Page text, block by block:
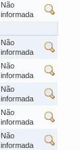
Não
informada
Não
informada
Não
informada
Não
informada
Não
informada
Não
informada